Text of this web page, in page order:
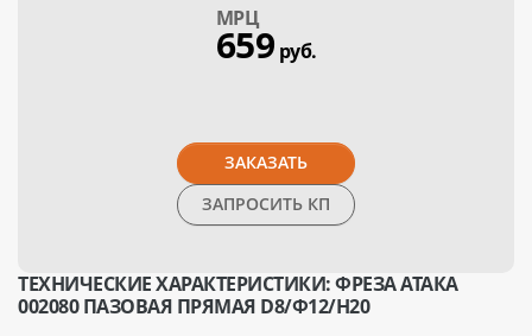
МPЦ
659 руб.
ЗАКАЗАТЬ
ЗАПРОСИТЬ КП
ТЕХНИЧЕСКИЕ ХАРАКТЕРИСТИКИ: ФРЕЗА АТАКА
002080 ПАЗОВАЯ ПРЯМАЯ D8/Ф12/H20